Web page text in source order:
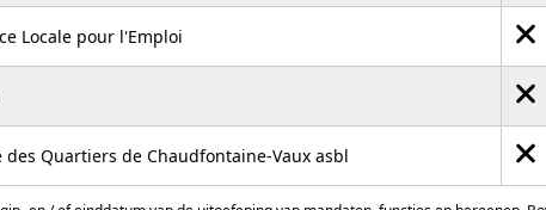
Locale pour l'Emploi
des Quartiers de Chaudfontaine-Vaux asbl